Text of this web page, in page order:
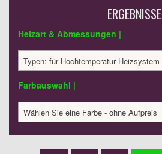
ERGEBNISSE
Heizart & Abmessungen |
Farbauswahl |
Wählen Sie eine Farbe - ohne Aufpreis